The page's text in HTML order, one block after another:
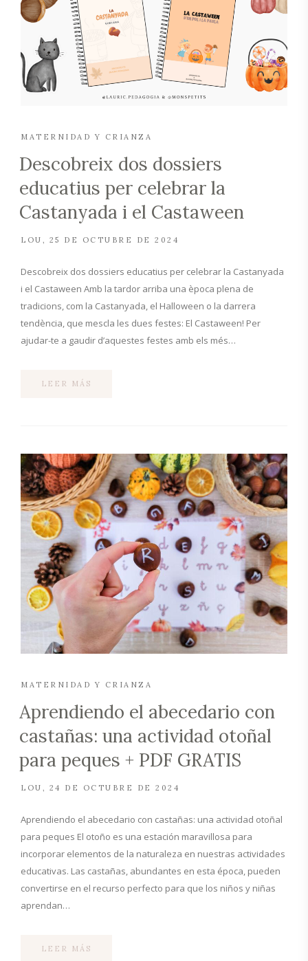
MATERNIDAD Y CRIANZA
Descobreix dos dossiers
educatius per celebrar la
Castanyada i el Castaween
LOU 25 DE OCTUBRE DE 2024
Descobreix dos dossiers educatius per celebrar la Castanyada
i el Castaween Amb la tardor arriba una època plena de
tradicions, com la Castanyada, el Halloween o la darrera
tendència, que mescla les dues festes: El Castaween! Per
ajudar-te a gaudir d’aquestes festes amb els més…
LEER MÁS
MATERNIDAD Y CRIANZA
Aprendiendo el abecedario con
castañas: una actividad otoñal
para peques + PDF GRATIS
LOU 24 DE OCTUBRE DE 2024
Aprendiendo el abecedario con castañas: una actividad otoñal
para peques El otoño es una estación maravillosa para
incorporar elementos de la naturaleza en nuestras actividades
educativas. Las castañas, abundantes en esta época, pueden
convertirse en el recurso perfecto para que los niños y niñas
aprendan…
LEER MÁS